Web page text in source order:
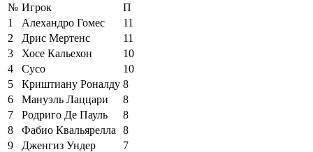
№ Игрок
П
1
Алехандро Гомес
11
2
Дрис Мертенс
11
3
Хосе Кальехон
10
4
Сусо
10
5
Криштиану Роналду 8
6
Мануэль Лаццари
8
7
Родриго Де Пауль
8
8
Фабио Квальярелла
8
9
Дженгиз Ундер
7